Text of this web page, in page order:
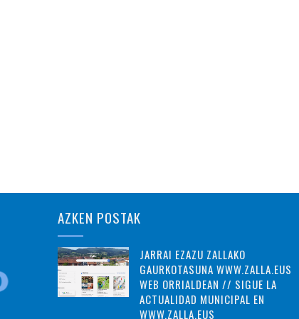
AZKEN POSTAK
JARRAI EZAZU ZALLAKO
GAURKOTASUNA WWW.ZALLA.EUS
WEB ORRIALDEAN // SIGUE LA
ACTUALIDAD MUNICIPAL EN
WWW.ZALLA.EUS